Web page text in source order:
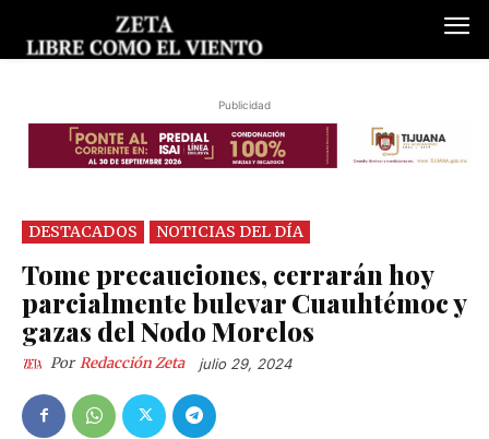
Publicidad
DESTACADOS NOTICIAS DEL DÍA
Tome precauciones, cerrarán hoy
parcialmente bulevar Cuauhtémoc y
gazas del Nodo Morelos
Por Redacción Zeta julio 29, 2024